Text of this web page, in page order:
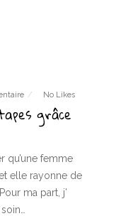
No Likes
grâce
qu’une femme
elle rayonne de
ma part, j’